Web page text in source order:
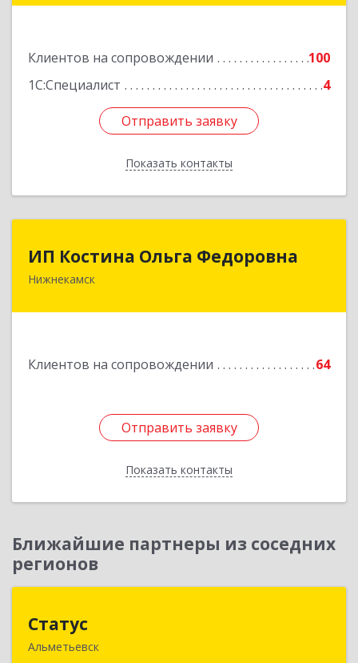
Клиентов на сопровождении
100
1С:Специалист
4
Отправить заявку
Показать контакты
Подробнее
Отправить заявку
Назад
ИП Костина Ольга Федоровна
Нижнекамск
Клиентов на сопровождении 64
Отправить заявку
Показать контакты
Отправить заявку
Назад
Ближайшие партнеры из соседних
регионов
Статус
Альметьевск
423450, Татарстан Респ, Альметьевск г, Мира